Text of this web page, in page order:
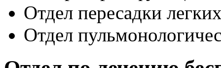
Отдел пересадки
Отдел